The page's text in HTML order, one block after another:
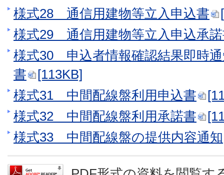
様式28 通信用建物等立入申込書
様式29 通信用建物等立入申込承
様式30 申込者情報確認結果即時
書
[113KB]
様式31 中間配線盤利用申込書
様式32 中間配線盤利用承諾書
様式33 中間配線盤の提供内容通知